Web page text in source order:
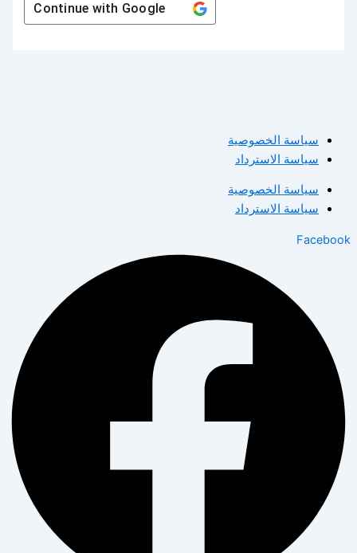
Continue withGoogle
سياسة الخصوصية
سياسة الاسترداد
سياسة الخصوصية
سياسة الاسترداد
Facebook